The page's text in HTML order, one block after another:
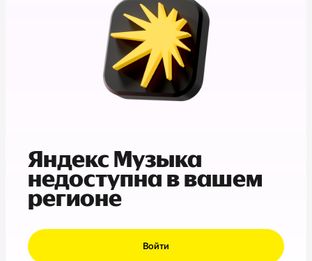
Яндекс Музыка
недоступна в вашем
регионе
Войти